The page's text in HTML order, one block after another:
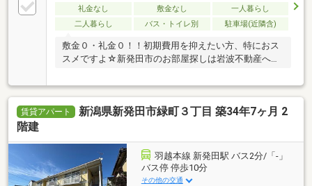
礼金なし 敷金なし
一人暮らし
二人暮らし
バス・トイレ別 駐車場(近隣含)
敷金０・礼金０！！初期費用を抑えたい方、特におス
スメですよ☆新発田市のお部屋探しは岩波不動産へ
賃貸アパート
新潟県新発田市緑町３丁目 築34年7ヶ月 2
階建
羽越本線 新発田駅 バス2分/「-」
バス停 停歩10分
その他の交通